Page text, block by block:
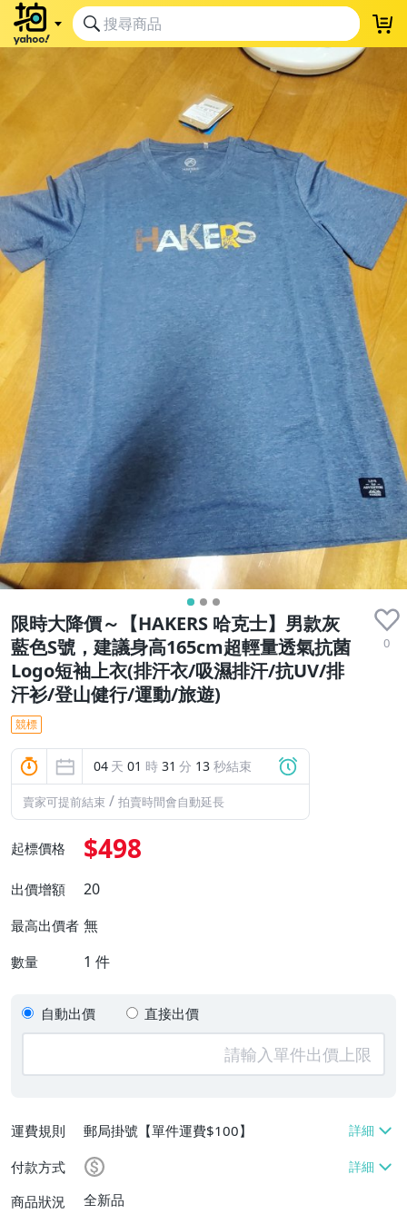
限時大降價～【HAKERS 哈克士】男款灰
藍色S號，建議身高165cm超輕量透氣抗菌
Logo短袖上衣(排汗衣/吸濕排汗/抗UV/排
汗衫/登山健行/運動/旅遊)
0
競標
04 天 01 時 31 分 11 秒結束
賣家可提前結束 / 拍賣時間會自動延長
起標價格 $498
出價增額 20
最高出價者 無
數量 1 件
自動出價 直接出價
運費規則
郵局掛號【單件運費$100】
付款方式
商品狀況
全新品